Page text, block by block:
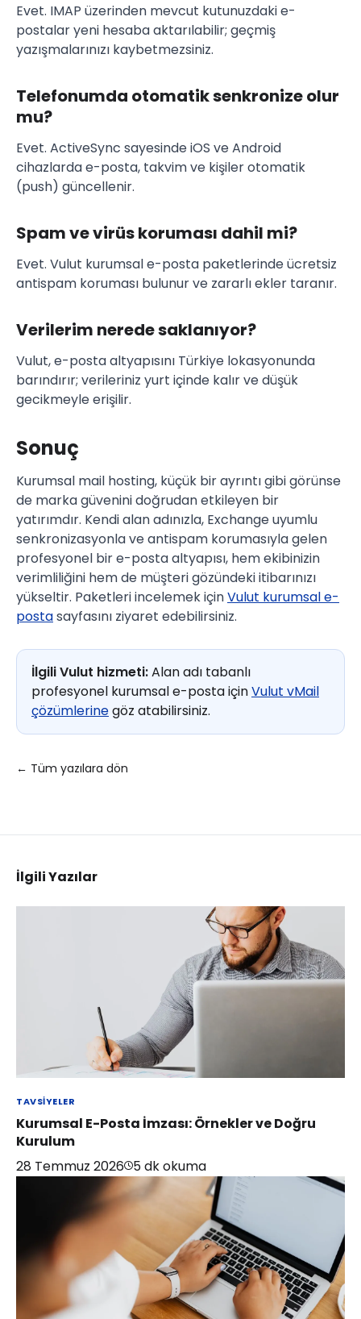
Evet. IMAP üzerinden mevcut kutunuzdaki e-
postalar yeni hesaba aktarılabilir; geçmiş
yazışmalarınızı kaybetmezsiniz.
Telefonumda otomatik senkronize olur
mu?
Evet. ActiveSync sayesinde iOS ve Android
cihazlarda e-posta, takvim ve kişiler otomatik
(push) güncellenir.
Spam ve virüs koruması dahil mi?
Evet. Vulut kurumsal e-posta paketlerinde ücretsiz
antispam koruması bulunur ve zararlı ekler taranır.
Verilerim nerede saklanıyor?
Vulut, e-posta altyapısını Türkiye lokasyonunda
barındırır; verileriniz yurt içinde kalır ve düşük
gecikmeyle erişilir.
Sonuç
Kurumsal mail hosting, küçük bir ayrıntı gibi görünse
de marka güvenini doğrudan etkileyen bir
yatırımdır. Kendi alan adınızla, Exchange uyumlu
senkronizasyonla ve antispam korumasıyla gelen
profesyonel bir e-posta altyapısı, hem ekibinizin
verimliliğini hem de müşteri gözündeki itibarınızı
yükseltir. Paketleri incelemek içinVulut kurumsal e-
postasayfasını ziyaret edebilirsiniz.
İlgili Vulut hizmeti:Alan adı tabanlı
profesyonel kurumsal e-posta içinVulut vMail
çözümlerinegöz atabilirsiniz.
← Tüm yazılara dön
İlgili Yazılar
TAVSIYELER
Kurumsal E-Posta İmzası: Örnekler ve Doğru
Kurulum
28 Temmuz 2026 5dk okuma